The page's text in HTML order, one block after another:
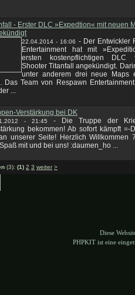
- Erster DLC »Expedtion« mit neuen
22.04.2014 - 16:06 - Der Entwickler
Entertainment hat mit
ersten kostenpflichtigen
Shooter Titanfall angekündigt.
unter anderem drei neue Maps
Das Team von Respawn
...
Verstärkung bei DK
- 21:45 -
Die Truppe der
bekommen! Ab sofort kämpft =-
unserer Seite! Herzlich Willkommen
mit und bei uns! :daumen_ho ...
(3): (1) 2 3 weiter >
Diese
PHPKIT ist eine